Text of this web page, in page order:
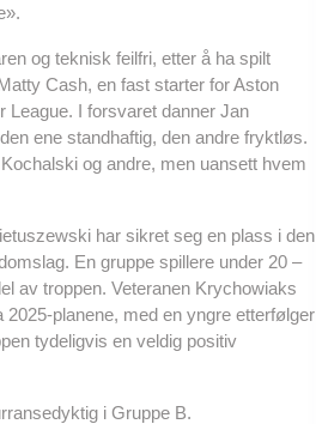
og teknisk feilfri, etter å ha spilt
Cash, en fast starter for Aston
League. I forsvaret danner Jan
ene standhaftig, den andre fryktløs.
og andre, men uansett hvem
har sikret seg en plass i den
En gruppe spillere under 20 –
av troppen. Veteranen Krychowiaks
planene, med en yngre etterfølger
tydeligvis en veldig positiv
i Gruppe B.